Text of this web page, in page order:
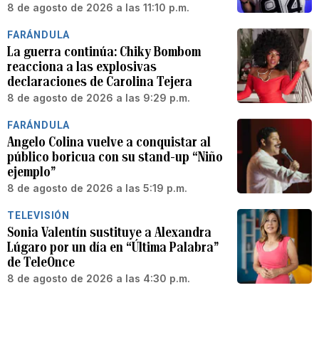
8 de agosto de 2026 a las 11:10 p.m.
FARÁNDULA
La guerra continúa: Chiky Bombom
reacciona a las explosivas
declaraciones de Carolina Tejera
8 de agosto de 2026 a las 9:29 p.m.
FARÁNDULA
Angelo Colina vuelve a conquistar al
público boricua con su stand-up “Niño
ejemplo”
8 de agosto de 2026 a las 5:19 p.m.
TELEVISIÓN
Sonia Valentín sustituye a Alexandra
Lúgaro por un día en “Última Palabra”
de TeleOnce
8 de agosto de 2026 a las 4:30 p.m.